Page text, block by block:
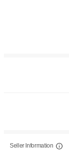
Seller Information